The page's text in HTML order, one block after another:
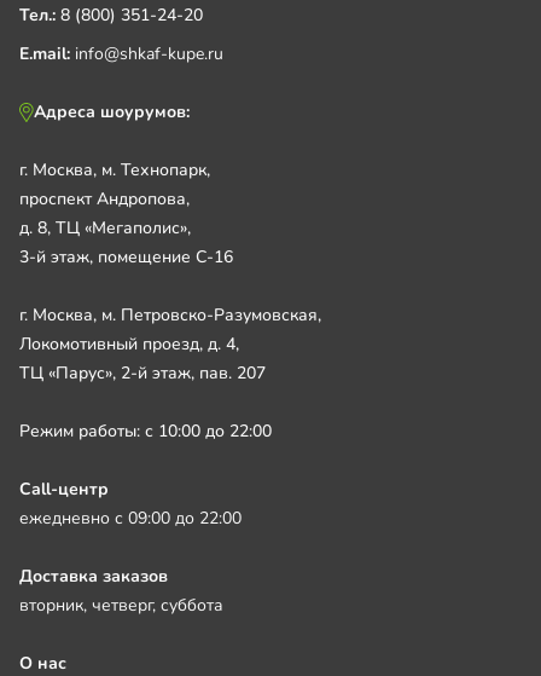
Тел.: 8 (800) 351-24-20
E.mail: info@shkaf-kupe.ru
Адреса шоурумов:
г. Москва, м. Технопарк,
проспект Андропова,
д. 8, ТЦ «Мегаполис»,
3-й этаж, помещение С-16
г. Москва, м. Петровско-Разумовская,
Локомотивный проезд, д. 4,
ТЦ «Парус», 2-й этаж, пав. 207
Режим работы: с 10:00 до 22:00
Call-центр
ежедневно с 09:00 до 22:00
Доставка заказов
вторник, четверг, суббота
О нас